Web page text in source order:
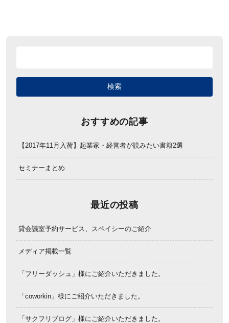
おすすめの記事
【2017年11月入荷】起業家・経営者が読みたい書籍2選
セミナーまとめ
最近の投稿
貸会議室予約サービス、スペイシーのご紹介
メディア掲載一覧
「フリーダッシュ」様にご紹介いただきました。
「coworkin」様にご紹介いただきました。
「サクフリブログ」様にご紹介いただきました。